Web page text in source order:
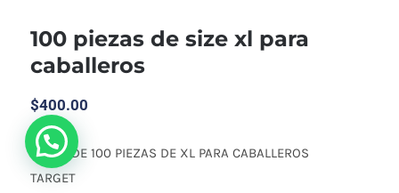
100 piezas de size xl para
caballeros
$400.00
CAJAS DE 100 PIEZAS DE XL PARA CABALLEROS
TARGET